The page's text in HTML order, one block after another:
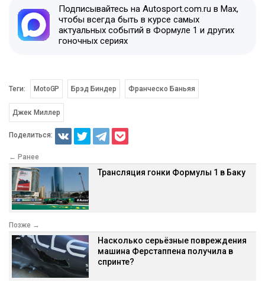
Подписывайтесь на Autosport.com.ru в Max,
чтобы всегда быть в курсе самых
актуальных событий в Формуле 1 и других
гоночных сериях
Теги: MotoGP Брэд Биндер Франческо Баньяя
Джек Миллер
Поделиться:
← Ранее
Трансляция гонки Формулы 1 в Баку
Позже →
Насколько серьёзные повреждения
машина Ферстаппена получила в
спринте?